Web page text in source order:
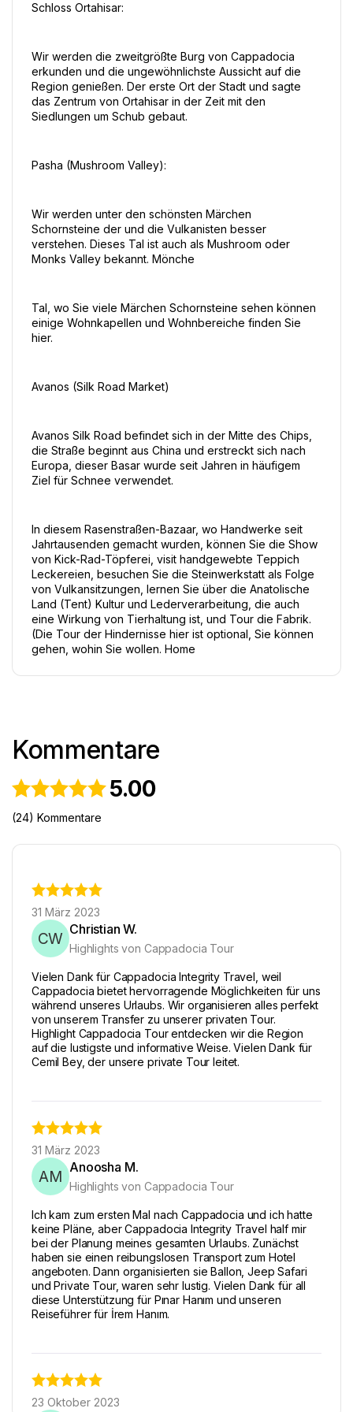
Schloss Ortahisar:
Wir werden die zweitgrößte Burg von Cappadocia
erkunden und die ungewöhnlichste Aussicht auf die
Region genießen. Der erste Ort der Stadt und sagte
das Zentrum von Ortahisar in der Zeit mit den
Siedlungen um Schub gebaut.
Pasha (Mushroom Valley):
Wir werden unter den schönsten Märchen
Schornsteine der und die Vulkanisten besser
verstehen. Dieses Tal ist auch als Mushroom oder
Monks Valley bekannt. Mönche
Tal, wo Sie viele Märchen Schornsteine sehen können
einige Wohnkapellen und Wohnbereiche finden Sie
hier.
Avanos (Silk Road Market)
Avanos Silk Road befindet sich in der Mitte des Chips,
die Straße beginnt aus China und erstreckt sich nach
Europa, dieser Basar wurde seit Jahren in häufigem
Ziel für Schnee verwendet.
In diesem Rasenstraßen-Bazaar, wo Handwerke seit
Jahrtausenden gemacht wurden, können Sie die Show
von Kick-Rad-Töpferei, visit handgewebte Teppich
Leckereien, besuchen Sie die Steinwerkstatt als Folge
von Vulkansitzungen, lernen Sie über die Anatolische
Land (Tent) Kultur und Lederverarbeitung, die auch
eine Wirkung von Tierhaltung ist, und Tour die Fabrik.
(Die Tour der Hindernisse hier ist optional, Sie können
gehen, wohin Sie wollen. Home
Kommentare
5.00
(24) Kommentare
31 März 2023
CW
Christian W.
Highlights von Cappadocia Tour
Vielen Dank für Cappadocia Integrity Travel, weil
Cappadocia bietet hervorragende Möglichkeiten für uns
während unseres Urlaubs. Wir organisieren alles perfekt
von unserem Transfer zu unserer privaten Tour.
Highlight Cappadocia Tour entdecken wir die Region
auf die lustigste und informative Weise. Vielen Dank für
Cemil Bey, der unsere private Tour leitet.
31 März 2023
AM
Anoosha M.
Highlights von Cappadocia Tour
Ich kam zum ersten Mal nach Cappadocia und ich hatte
keine Pläne, aber Cappadocia Integrity Travel half mir
bei der Planung meines gesamten Urlaubs. Zunächst
haben sie einen reibungslosen Transport zum Hotel
angeboten. Dann organisierten sie Ballon, Jeep Safari
und Private Tour, waren sehr lustig. Vielen Dank für all
diese Unterstützung für Pınar Hanım und unseren
Reiseführer für İrem Hanım.
23 Oktober 2023